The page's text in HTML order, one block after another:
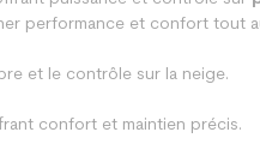
performance et confort tout
et le contrôle sur la neige.
confort et maintien précis.